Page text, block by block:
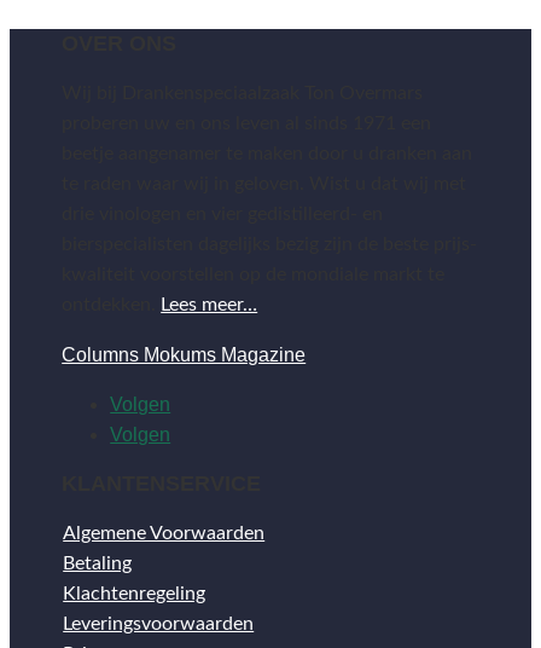
Lees meer…
Columns Mokums Magazine
Volgen
Volgen
Algemene Voorwaarden
Betaling
Klachtenregeling
Leveringsvoorwaarden